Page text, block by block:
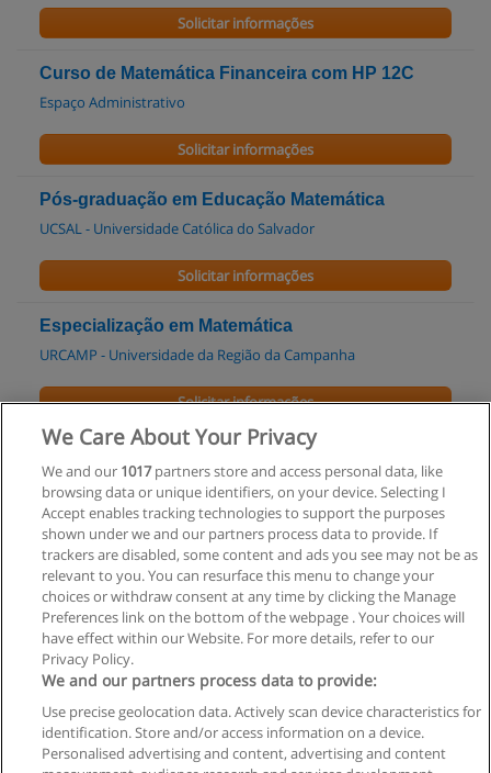
Solicitar informações
Curso de Matemática Financeira com HP 12C
Espaço Administrativo
Solicitar informações
Pós-graduação em Educação Matemática
UCSAL - Universidade Católica do Salvador
Solicitar informações
Especialização em Matemática
URCAMP - Universidade da Região da Campanha
Solicitar informações
Pós-graduação em Matemática: Novas
Tecnologias
UCSAL - Universidade Católica do Salvador
Solicitar informações
Regras de uso
Privacidade de dados
Entrar em contato com Educaedu
We Care About Your Privacy
We and our 1017partners store and access personal data, like
browsing data or unique identifiers, on your device. Selecting I
Accept enables tracking technologies to support the purposes
shown under we and our partners process data to provide. If
trackers are disabled, some content and ads you see may not be as
relevant to you. You can resurface this menu to change your
choices or withdraw consent at any time by clicking the Manage
Preferences link on the bottom of the webpage . Your choices will
have effect within our Website. For more details, refer to our
Privacy Policy.
We and our partners process data to provide:
Use precise geolocation data. Actively scan device characteristics for
identification. Store and/or access information on a device.
Personalised advertising and content, advertising and content